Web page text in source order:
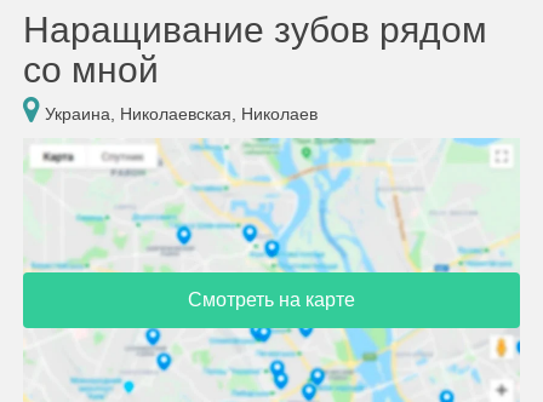
Наращивание зубов рядом
со мной
Украина, Николаевская, Николаев
Смотреть на карте